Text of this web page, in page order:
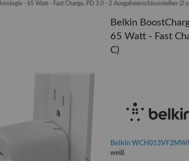
- 65 Watt - Fast Charge, PD 3.0 - 2 Ausgabeanschlussstellen (2
Belkin
65 Watt - Fast
C)
Belkin
weiß